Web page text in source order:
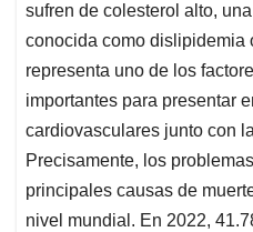
A
p
p
o
o
k
d
I
n
d
s
sufren de colesterol alto,
conocida como dislipidemia
representa uno de los
importantes para presentar
cardiovasculares junto con
Precisamente, los
principales causas de
nivel mundial. En 2022,